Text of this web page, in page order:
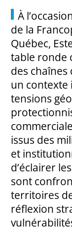
À
de la
Québec,
table ronde
des chaînes
un
tensions
issus des
et
d’éclairer
sont
territoires
réflexion